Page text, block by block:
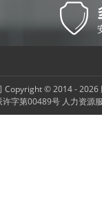
Copyright © 2014 - 2026
字第00489号 人力资